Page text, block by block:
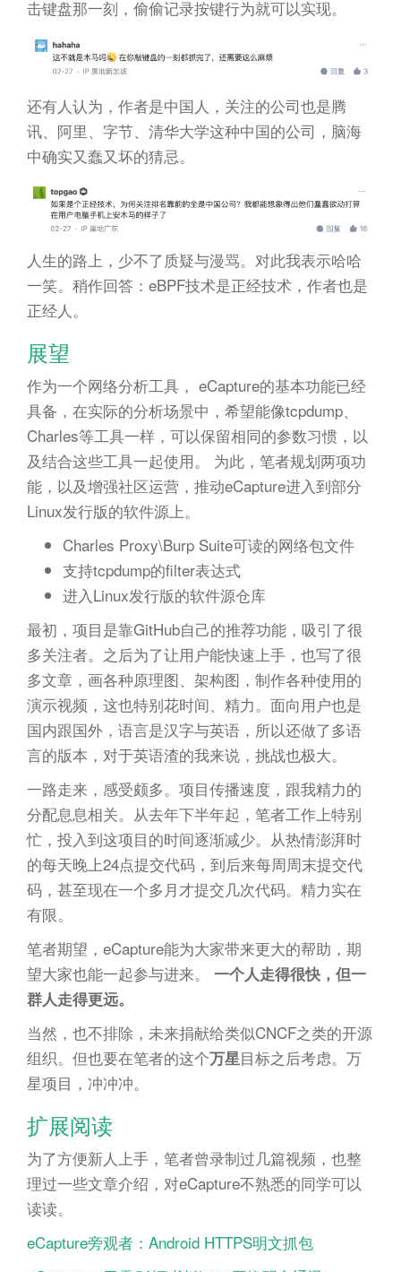
击键盘那一刻，偷偷记录按键行为就可以实现。
还有人认为，作者是中国人，关注的公司也是腾
讯、阿里、字节、清华大学这种中国的公司，脑海
中确实又蠢又坏的猜忌。
人生的路上，少不了质疑与漫骂。对此我表示哈哈
一笑。稍作回答：eBPF技术是正经技术，作者也是
正经人。
展望
作为一个网络分析工具， eCapture的基本功能已经
具备，在实际的分析场景中，希望能像tcpdump、
Charles等工具一样，可以保留相同的参数习惯，以
及结合这些工具一起使用。 为此，笔者规划两项功
能，以及增强社区运营，推动eCapture进入到部分
Linux发行版的软件源上。
Charles Proxy\Burp Suite可读的网络包文件
支持tcpdump的filter表达式
进入Linux发行版的软件源仓库
最初，项目是靠GitHub自己的推荐功能，吸引了很
多关注者。之后为了让用户能快速上手，也写了很
多文章，画各种原理图、架构图，制作各种使用的
演示视频，这也特别花时间、精力。面向用户也是
国内跟国外，语言是汉字与英语，所以还做了多语
言的版本，对于英语渣的我来说，挑战也极大。
一路走来，感受颇多。项目传播速度，跟我精力的
分配息息相关。从去年下半年起，笔者工作上特别
忙，投入到这项目的时间逐渐减少。从热情澎湃时
的每天晚上24点提交代码，到后来每周周末提交代
码，甚至现在一个多月才提交几次代码。精力实在
有限。
笔者期望，eCapture能为大家带来更大的帮助，期
望大家也能一起参与进来。 一个人走得很快，但一
群人走得更远。
当然，也不排除，未来捐献给类似CNCF之类的开源
组织。但也要在笔者的这个万星目标之后考虑。万
星项目，冲冲冲。
扩展阅读
为了方便新人上手，笔者曾录制过几篇视频，也整
理过一些文章介绍，对eCapture不熟悉的同学可以
读读。
eCapture旁观者：Android HTTPS明文抓包